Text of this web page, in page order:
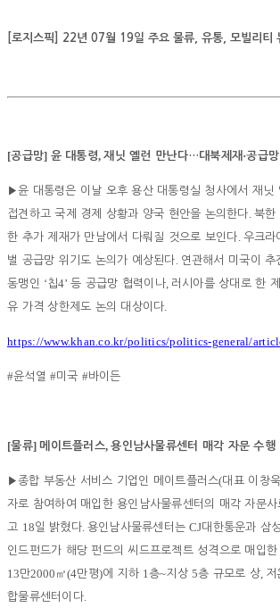
[로지스픽] 22년 07월 19일 주요 물류, 유통, 모빌리티
[공급망] 윤 대통령,재닛 옐런 만난다…대북제재 ·공급
▶윤 대통령은 이날 오후 용산 대통령실 청사에서 재닛
접견하고 국제 경제 상황과 양국 현안을 논의한다. 북한
한 추가 제재가 만남에서 다뤄질 것으로 보인다. 우크라
벌 공급망 위기도 논의가 예상된다. 연관해서 미국이
동맹인 ‘칩4’등 공급망 협력이나, 러시아를 상대로 한
유 가격 상한제도 논의 대상이다.
https://www.khan.co.kr/politics/politics-general/
#윤석열#미국 #바이든
[물류]메이트플러스,용인남사물류센터 매각 자문 수행
▶종합 부동산 서비스 기업인 메이트플러스(대표 이창
자로 참여하여 매입한 용인남사물류센터의 매각 자문
고 18일 밝혔다. 용인남사물류센터는CJ대한통운과 삼
인드펀드가 해당 펀드의 씨드프로젝트 성격으로 매입한
13만2000 ㎡(4만평)에 지하 1층~지상5층 규모로 상, 저
합물류센터이다.